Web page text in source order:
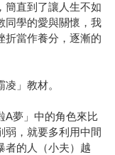
直到了讓人生不如
同學的愛與關懷，我
折當作養分，逐漸的
」教材。
A夢」中的角色來比
弱，就要多利用中間
者的人（小夫）越